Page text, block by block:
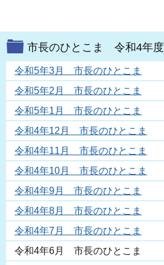
市長のひとこま 令和4年度
令和5年3月 市長のひとこま
令和5年2月 市長のひとこま
令和5年1月 市長のひとこま
令和4年12月 市長のひとこま
令和4年11月 市長のひとこま
令和4年10月 市長のひとこま
令和4年9月 市長のひとこま
令和4年8月 市長のひとこま
令和4年7月 市長のひとこま
令和4年6月 市長のひとこま